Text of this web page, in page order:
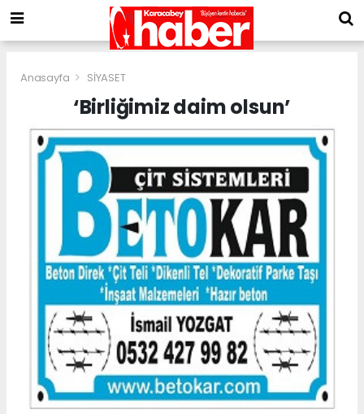
Anasayfa SİYASET
‘Birliğimiz daim olsun’